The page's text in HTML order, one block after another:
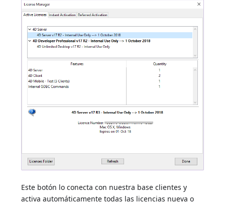
Este botón lo conecta con nuestra base clientes y
activa automáticamente todas las licencias nueva o